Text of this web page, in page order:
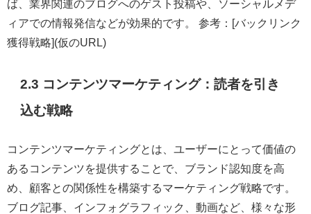
ば、業界関連のブログへのゲスト投稿や、ソーシャルメデ
ィアでの情報発信などが効果的です。 参考：[バックリンク
獲得戦略](仮のURL)
2.3 コンテンツマーケティング：読者を引き
込む戦略
コンテンツマーケティングとは、ユーザーにとって価値の
あるコンテンツを提供することで、ブランド認知度を高
め、顧客との関係性を構築するマーケティング戦略です。
ブログ記事、インフォグラフィック、動画など、様々な形